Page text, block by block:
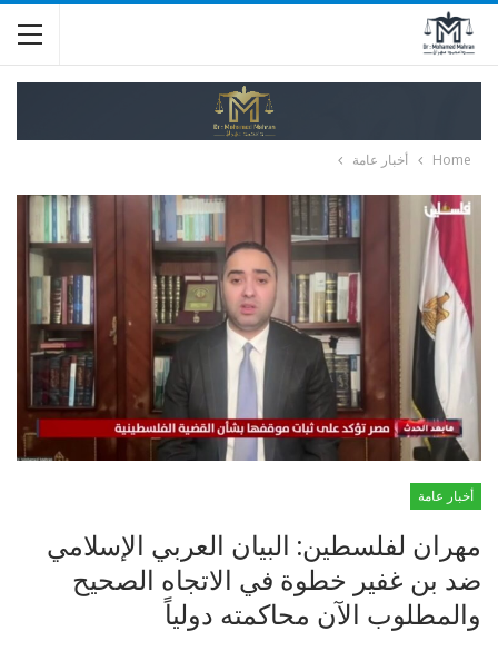
Home أخبار عامة
أخبار عامة
مهران لفلسطين: البيان العربي الإسلامي
ضد بن غفير خطوة في الاتجاه الصحيح
والمطلوب الآن محاكمته دولياً